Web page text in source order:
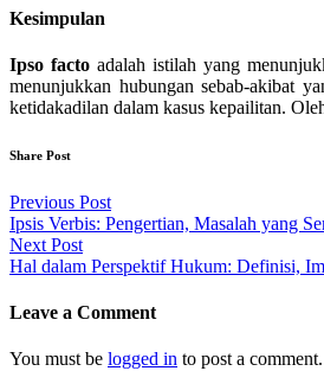
Kesimpulan
Ipso facto adalah istilah yang
menunjukkan hubungan sebab-akibat
ketidakadilan dalam kasus kepailitan.
Share Post
Post
navigation
Previous Post
Ipsis Verbis: Pengertian, Masalah yang
Next Post
Hal dalam Perspektif Hukum: Definisi,
Leave a Comment
You must be logged in to post a comment.